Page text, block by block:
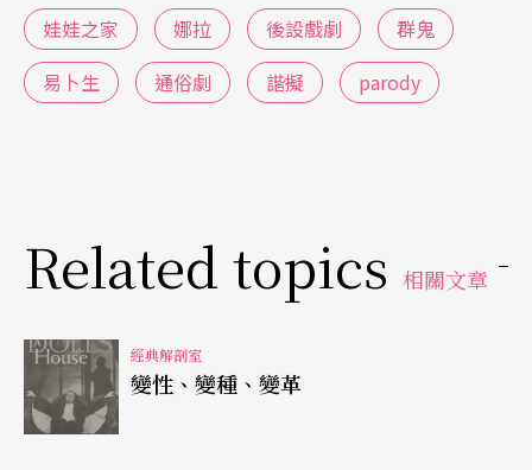
上風，卻不易釐清。於此，我們不妨借助黑格爾有
關主子與奴隸的理論。想當然爾，海爾默是表面上
的主子。他不但於言談裡對娜拉充分地表現出以上
地，娜拉半自覺地扮演著「奴隸」的角色，並從
足主人慾望的過程裡逐漸意識到她自己的慾望。這
裡必須提醒的是，本文所用的表象與實質只是語言
的權宜之計，並無將兩者全然二分的意圖。我們不
娃娃之家 娜拉 後設戲劇
群鬼
易卜生
通俗劇 諧擬 parody
Related topics 相關文章
經典解剖室
變性、變種、變革